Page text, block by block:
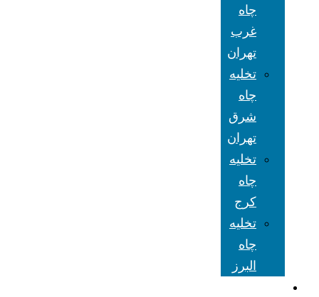
چاه
غرب
تهران
تخلیه
چاه
شرق
تهران
تخلیه
چاه
کرج
تخلیه
چاه
البرز